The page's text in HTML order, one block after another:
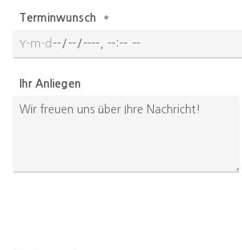
Terminwunsch
Ihr Anliegen